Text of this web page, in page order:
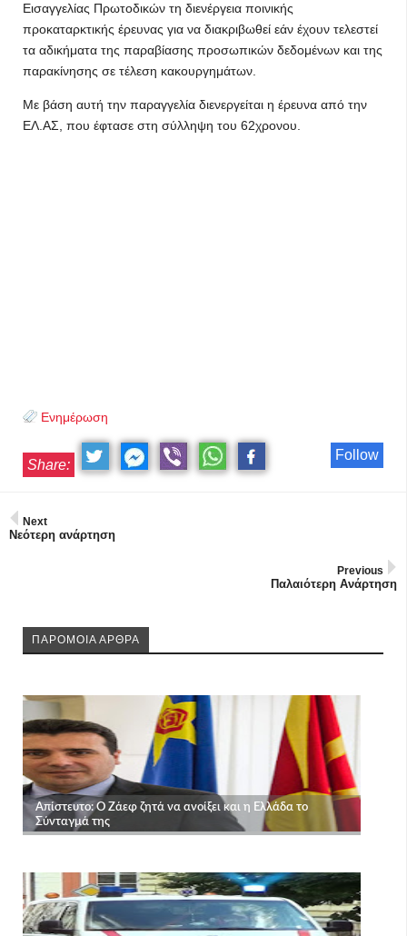
Εισαγγελίας Πρωτοδικών τη διενέργεια ποινικής
προκαταρκτικής έρευνας για να διακριβωθεί εάν έχουν τελεστεί
τα αδικήματα της παραβίασης προσωπικών δεδομένων και της
παρακίνησης σε τέλεση κακουργημάτων.
Με βάση αυτή την παραγγελία διενεργείται η έρευνα από την
ΕΛ.ΑΣ, που έφτασε στη σύλληψη του 62χρονου.
Ενημέρωση
Follow
Share:
Next
Νεότερη ανάρτηση
Previous
Παλαιότερη Ανάρτηση
ΠΑΡΟΜΟΙΑ ΑΡΘΡΑ